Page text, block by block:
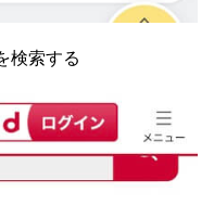
検索する